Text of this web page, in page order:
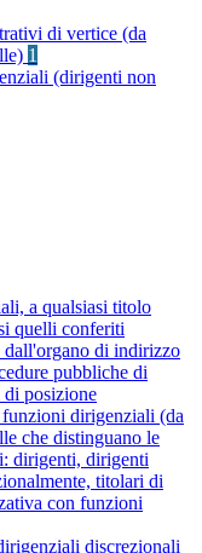
di vertice (da
1
(dirigenti non
a qualsiasi titolo
quelli conferiti
dall'organo di indirizzo
pubbliche di
di posizione
dirigenziali (da
che distinguano le
dirigenti, dirigenti
titolari di
con funzioni
discrezionali